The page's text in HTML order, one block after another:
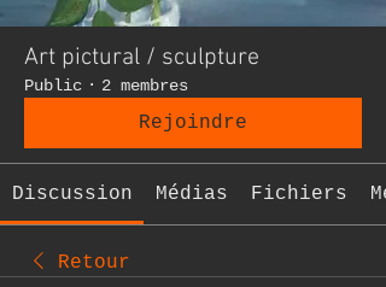
Art pictural / sculpture
Public · 2 membres
Rejoindre
Discussion Médias Fichiers
Retour